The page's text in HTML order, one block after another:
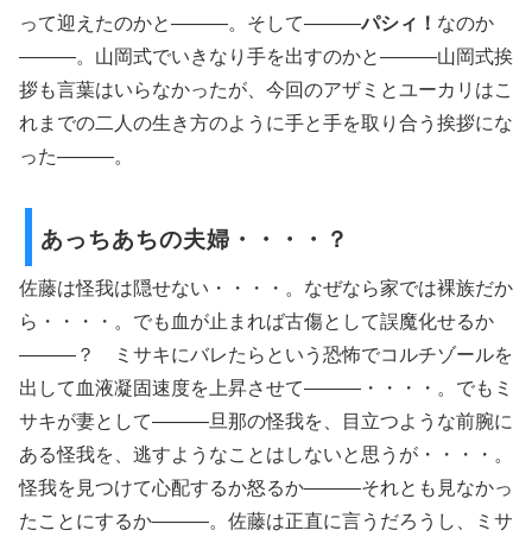
って迎えたのかと―――。そして―――パシィ！ なのか
―――。山岡式でいきなり手を出すのかと―――山岡式挨
拶も言葉はいらなかったが、今回のアザミとユーカリはこ
れまでの二人の生き方のように手と手を取り合う挨拶にな
った―――。
あっちあちの夫婦・・・・？
佐藤は怪我は隠せない・・・・。なぜなら家では裸族だか
ら・・・・。でも血が止まれば古傷として誤魔化せるか
―――？ ミサキにバレたらという恐怖でコルチゾールを
出して血液凝固速度を上昇させて―――・・・・。でもミ
サキが妻として―――旦那の怪我を、目立つような前腕に
ある怪我を、逃すようなことはしないと思うが・・・・。
怪我を見つけて心配するか怒るか―――それとも見なかっ
たことにするか―――。佐藤は正直に言うだろうし、ミサ